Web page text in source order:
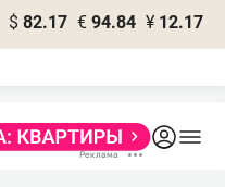
$ 82.17 € 94.84 ¥ 12.17